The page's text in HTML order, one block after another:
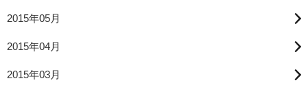
2015年05月
2015年04月
2015年03月